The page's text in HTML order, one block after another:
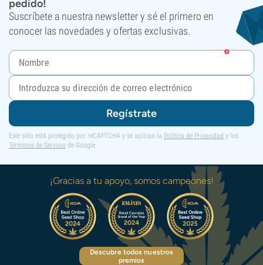
pedido!
Suscríbete a nuestra newsletter y sé el primero en
conocer las novedades y ofertas exclusivas.
Regístrate
Este sitio está protegido por reCAPTCHA y se aplican la Política de Privacidad y los
Términos de Servicio de Google.
¡Gracias a tu apoyo, somos campeones!
Descubre todos nuestros
premios